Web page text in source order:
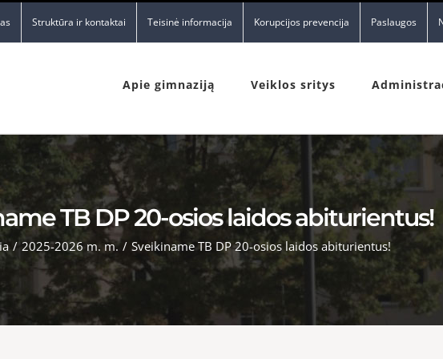
Struktūra ir kontaktai Teisinė informacija Korupcijos prevencija Paslaugos
Apie gimnaziją Veiklos sritys
TB DP 20-osios laidos abiturientus!
/ 2025-2026 m. m. / Sveikiname TB DP 20-osios laidos abiturientus!